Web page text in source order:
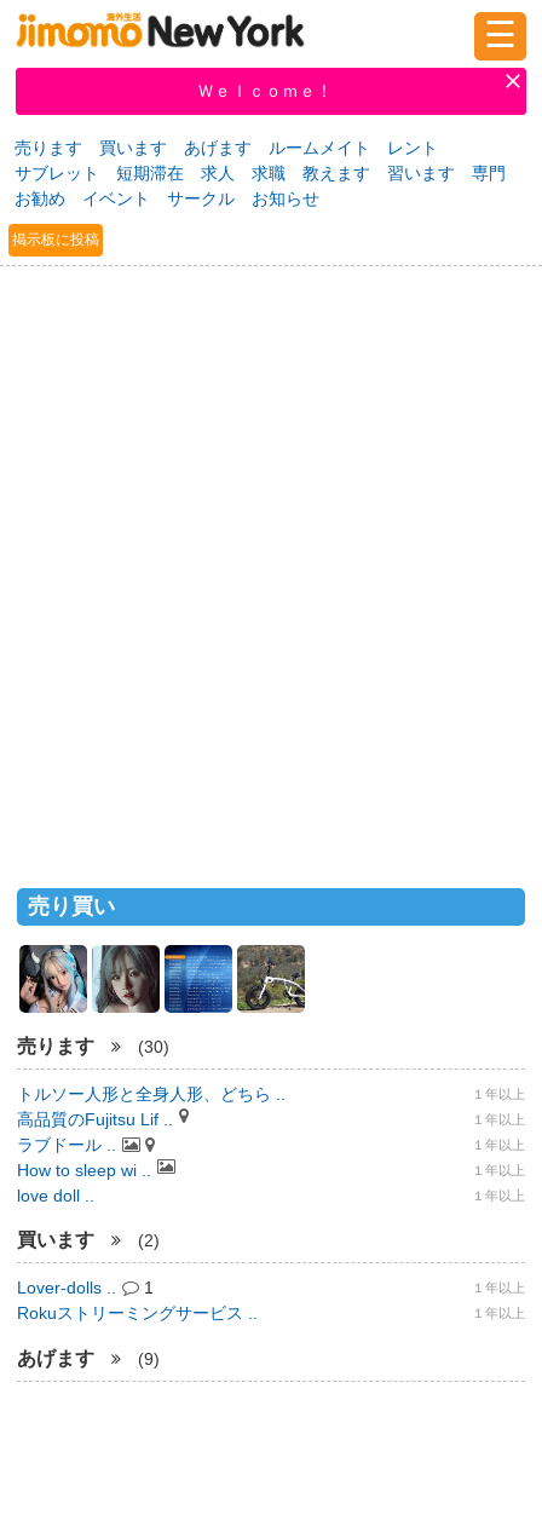
新規登録
掲示板 教えて！
☰
Ｗｅｌｃｏｍｅ！
売ります 買います あげます ルームメイト
レント
サブレット
短期滞在 求人 求職 教えます 習います
専門
お勧め
イベント サークル お知らせ
掲示板に投稿
売り買い
売ります (30)
トルソー人形と全身人形、どちら .. １年以上
高品質のFujitsu Lif .. １年以上
ラブドール .. １年以上
How to sleep wi .. １年以上
love doll .. １年以上
買います (2)
Lover-dolls .. 1 １年以上
Rokuストリーミングサービス .. １年以上
あげます (9)